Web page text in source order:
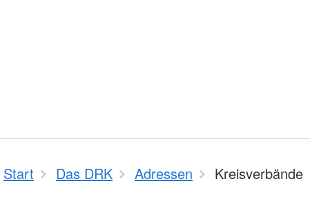
Start Das DRK Adressen Kreisverbände